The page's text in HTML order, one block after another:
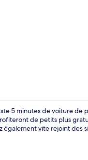
5 minutes de voiture
de petits plus
vite rejoint des